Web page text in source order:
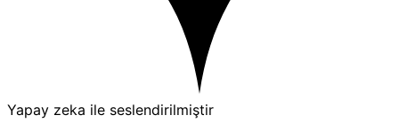
Yapay zeka ile seslendirilmiştir